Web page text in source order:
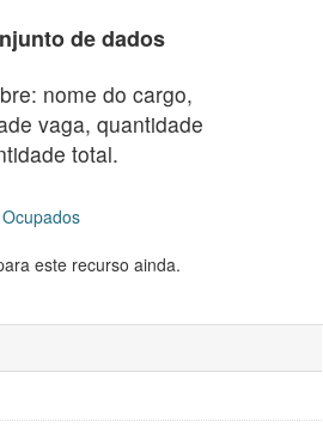
de dados
nome do cargo,
vaga, quantidade
total.
este recurso ainda.